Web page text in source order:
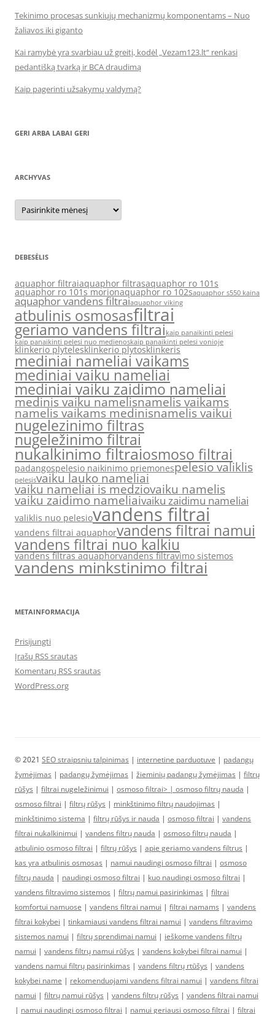
Tekinimo procesas sunkiųjų mechanizmų komponentams – Nuo
žaliavos iki giganto
Kai ramybė yra svarbiau už greitį, kodėl „Vezam123.lt“ renkasi
pedantišką tvarką ir BCA draudimą
Kaip pagerinti užsakymų valdymą?
GERI ARBA LABAI GERI
ARCHYVAS
Archyvas
DEBESĖLIS
aquaphor filtraiaquaphor filtrasaquaphor ro 101s
aquaphor ro 101s morionaquaphor ro 102saquaphor s550 kaina
aquaphor vandens filtraiaquaphor viking
atbulinis osmosasfiltrai
geriamo vandens filtraikaip panaikinti pelesi
kaip panaikinti pelesi nuo medienoskaip panaikinti pelesi vonioje
klinkerio plytelesklinkerio plytosklinkeris
mediniai nameliai vaikams
mediniai vaiku nameliai
mediniai vaiku zaidimo nameliai
medinis vaiku namelisnamelis vaikams
namelis vaikams medinisnamelis vaikui
nugelezinimo filtras
nugeležinimo filtrai
nukalkinimo filtraiosmoso filtrai
padangospelesio naikinimo priemonespelesio valiklis
pelesisvaiku lauko nameliai
vaiku nameliai is medziovaiku namelis
vaiku zaidimo nameliaivaiku zaidimu nameliai
valiklis nuo pelesiovandens filtrai
vandens filtrai aquaphorvandens filtrai namui
vandens filtrai nuo kalkiu
vandens filtras aquaphorvandens filtravimo sistemos
vandens minkstinimo filtrai
METAINFORMACIJA
Prisijungti
Įrašų RSS srautas
Komentarų RSS srautas
WordPress.org
© 2021 SEO straipsniu talpinimas | internetine parduotuve | padangų
žymėjimas | padangų žymėjimas | žieminių padangų žymėjimas | filtrų
rūšys | filtrai nugeležinimui | osmoso filtrai> | osmoso filtrų nauda |
osmoso filtrai | filtrų rūšys | minkštinimo filtrų naudojimas |
minkštinimo sistema | filtrų rūšys ir nauda | osmoso filtrai | vandens
filtrai nukalkinimui | vandens filtrų nauda | osmoso filtrų nauda |
atbulinio osmoso filtrai | filtrų rūšys | apie geriamo vandens filtrus |
kas yra atbulinis osmosas | namui naudingi osmoso filtrai | osmoso
filtrų nauda | naudingi osmoso filtrai | kuo naudingi osmoso filtrai |
vandens filtravimo sistemos | filtrų namui pasirinkimas | filtrai
komfortui namuose | vandens filtrai namui | filtrai namams | vandens
filtrai kokybei | tinkamiausi vandens filtrai namui | vandens filtravimo
sistemos namui | filtrų sprendimai namui | ieškome vandens filtrų
namui | vandens filtrų namui rūšys | vandens kokybei filtrai namui |
vandens namui filtrų pasirinkimas | vandens filtrų rtūšys | vandens
kokybei name | rekomenduojami vandens filtrai namui | vandens filtrai
namui | filtrų namui rūšys | vandens filtrų rūšys | vandens filtrai namui
| namui naudingi osmoso filtrai | namui geriausi osmoso filtrai | filtrai